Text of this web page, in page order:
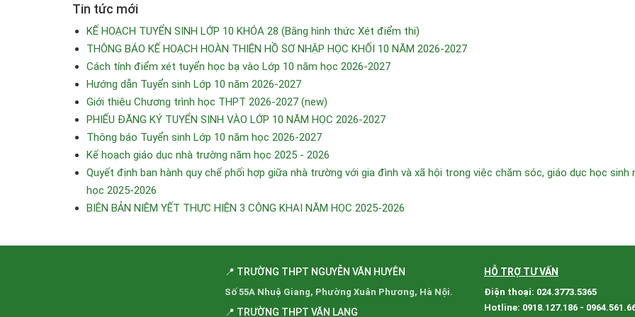
Tin tức mới
KẾ HOẠCH TUYỂN SINH LỚP 10 KHÓA 28 (Bằng hình thức Xét điểm thi)
THÔNG BÁO KẾ HOẠCH HOÀN THIỆN HỒ SƠ NHẬP HỌC KHỐI 10 NĂM 2026-2027
Cách tính điểm xét tuyển học bạ vào Lớp 10 năm học 2026-2027
Hướng dẫn Tuyển sinh Lớp 10 năm 2026-2027
Giới thiệu Chương trình học THPT 2026-2027 (new)
PHIẾU ĐĂNG KÝ TUYỂN SINH VÀO LỚP 10 NĂM HỌC 2026-2027
Thông báo Tuyển sinh Lớp 10 năm học 2026-2027
Kế hoạch giáo dục nhà trường năm học 2025 - 2026
Quyết định ban hành quy chế phối hợp giữa nhà trường với gia đình và xã hội trong việc chăm sóc, giáo dục học sinh
học 2025-2026
BIÊN BẢN NIÊM YẾT THỰC HIỆN 3 CÔNG KHAI NĂM HỌC 2025-2026
📍 TRƯỜNG THPT NGUYỄN VĂN HUYÊN
Số 55A Nhuệ Giang, Phường Xuân Phương, Hà Nội.
📍 TRƯỜNG THPT VĂN LANG
HỖ TRỢ TƯ VẤN
Điện thoại: 024.3773.5365
Hotline: 0918.127.186 -